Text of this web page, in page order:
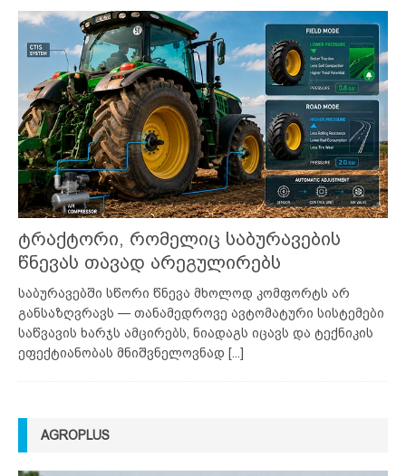
ტრაქტორი, რომელიც საბურავების
წნევას თავად არეგულირებს
საბურავებში სწორი წნევა მხოლოდ კომფორტს არ
განსაზღვრავს — თანამედროვე ავტომატური სისტემები
საწვავის ხარჯს ამცირებს, ნიადაგს იცავს და ტექნიკის
ეფექტიანობას მნიშვნელოვნად [...]
AGROPLUS